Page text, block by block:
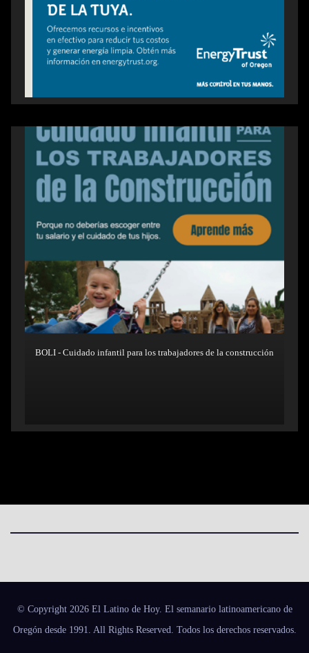
BOLI - Cuidado infantil para los trabajadores de la construcción
© Copyright 2026 El Latino de Hoy. El semanario latinoamericano de
Oregón desde 1991. All Rights Reserved. Todos los derechos reservados.